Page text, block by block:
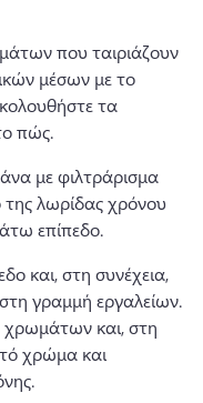
που ταιριάζουν
μέσων με το
τα
πώς.
με φιλτράρισμα
λωρίδας χρόνου
επίπεδο.
και, στη συνέχεια,
χρωμάτων και, στη
χρώμα και